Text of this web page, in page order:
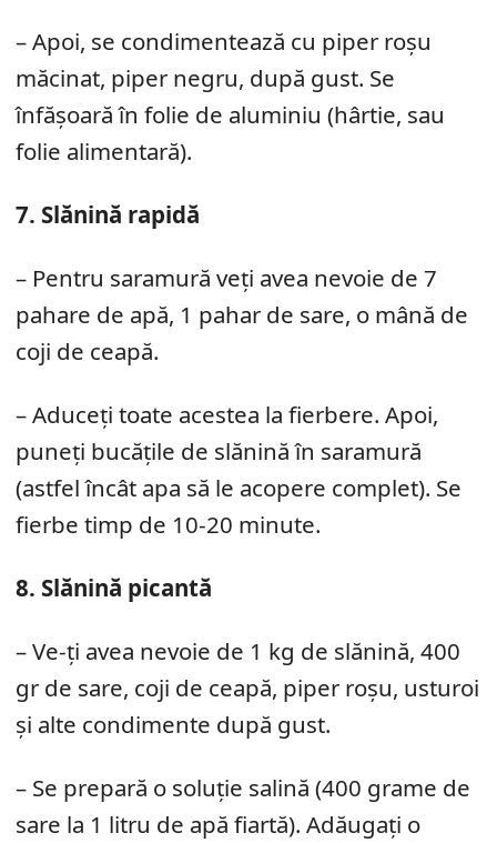
– Apoi, se condimentează cu piper roșu
măcinat, piper negru, după gust. Se
înfășoară în folie de aluminiu (hârtie, sau
folie alimentară).
7. Slănină rapidă
– Pentru saramură veți avea nevoie de 7
pahare de apă, 1 pahar de sare, o mână de
coji de ceapă.
– Aduceți toate acestea la fierbere. Apoi,
puneți bucățile de slănină în saramură
(astfel încât apa să le acopere complet). Se
fierbe timp de 10-20 minute.
8. Slănină picantă
– Ve-ți avea nevoie de 1 kg de slănină, 400
gr de sare, coji de ceapă, piper roșu, usturoi
și alte condimente după gust.
– Se prepară o soluție salină (400 grame de
sare la 1 litru de apă fiartă). Adăugați o